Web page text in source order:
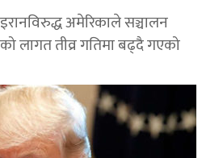
अमेरिकाले सञ्चालन
लागत तीव्र गतिमा बढ्दै गएको